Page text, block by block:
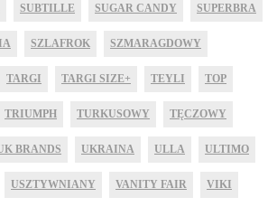
SUBTILLE SUGAR CANDY SUPERBRA
SZLAFROK SZMARAGDOWY
TARGI TARGI SIZE+ TEYLI TOP
TRIUMPH TURKUSOWY TĘCZOWY
BRANDS UKRAINA ULLA ULTIMO
USZTYWNIANY VANITY FAIR VIKI